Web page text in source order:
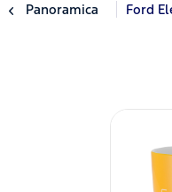
Panoramica Ford